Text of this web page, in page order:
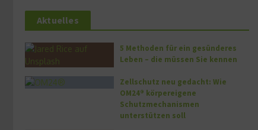
Aktuelles
5 Methoden für ein gesünderes
Leben – die müssen Sie kennen
Zellschutz neu gedacht: Wie
OM24® körpereigene
Schutzmechanismen
unterstützen soll